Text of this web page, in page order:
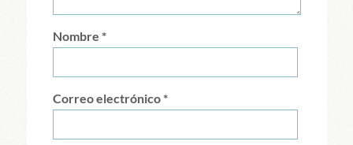
Nombre *
Correo electrónico*